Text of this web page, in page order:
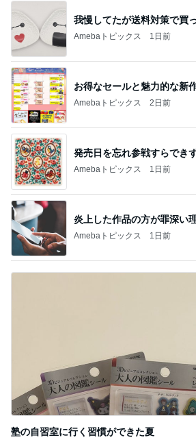
我慢してたが送料対策で買
Amebaトピックス 1日前
お得なセールと魅力的な新
Amebaトピックス 2日前
発売日を忘れ参戦すらでき
Amebaトピックス 1日前
炎上した作品の方が罪深い
Amebaトピックス 1日前
塾の自習室に行く習慣ができた夏